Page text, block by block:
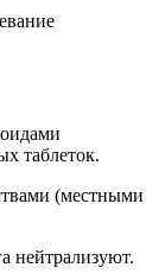
таблеток.
(местными
нейтрализуют.